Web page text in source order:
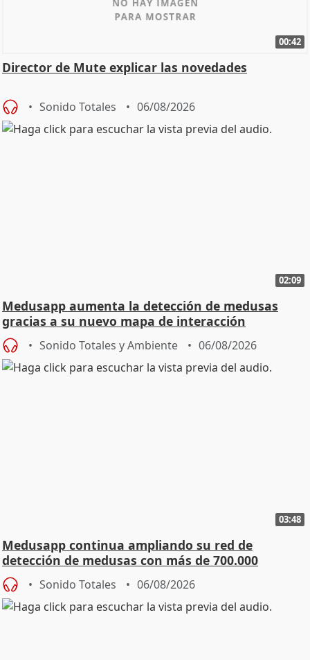
00:42
Director de Mute explicar las novedades
Sonido Totales 06/08/2026
02:09
Medusapp aumenta la detección de medusas
gracias a su nuevo mapa de interacción
colaborativo
Sonido Totales y Ambiente 06/08/2026
03:48
Medusapp continua ampliando su red de
detección de medusas con más de 700.000
descargas
Sonido Totales 06/08/2026